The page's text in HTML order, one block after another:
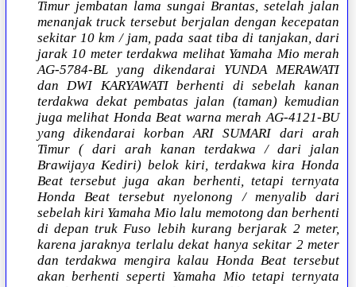
Timur jembatan lama sungai Brantas, setelah jalan
menanjak truck tersebut berjalan dengan kecepatan
sekitar 10 km / jam, pada saat tiba di tanjakan, dari
jarak 10 meter terdakwa melihat Yamaha Mio merah
AG-5784-BL yang dikendarai YUNDA MERAWATI
dan DWI KARYAWATI berhenti di sebelah kanan
terdakwa dekat pembatas jalan (taman) kemudian
juga melihat Honda Beat warna merah AG-4121-BU
yang dikendarai korban ARI SUMARI dari arah
Timur ( dari arah kanan terdakwa / dari jalan
Brawijaya Kediri) belok kiri, terdakwa kira Honda
Beat tersebut juga akan berhenti, tetapi ternyata
Honda Beat tersebut nyelonong / menyalib dari
sebelah kiri Yamaha Mio lalu memotong dan berhenti
di depan truk Fuso lebih kurang berjarak 2 meter,
karena jaraknya terlalu dekat hanya sekitar 2 meter
dan terdakwa mengira kalau Honda Beat tersebut
akan berhenti seperti Yamaha Mio tetapi ternyata